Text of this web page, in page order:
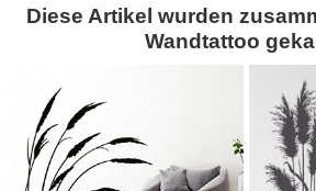
Diese Artikel wurden
Wandtattoo